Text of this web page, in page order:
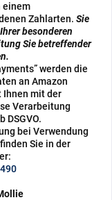
einem
Zahlarten. Sie
besonderen
Sie betreffender
werden die
an Amazon
Ihnen mit der
Verarbeitung
DSGVO.
bei Verwendung
Sie in der